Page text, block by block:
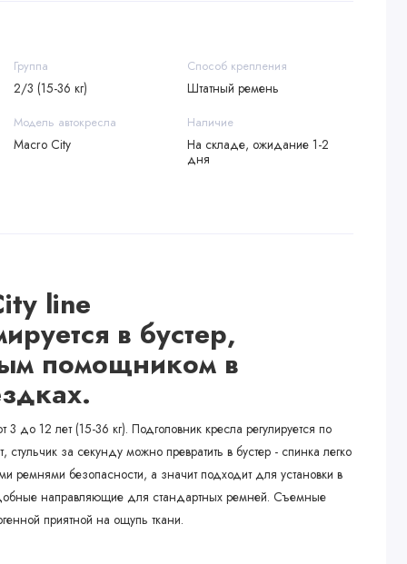
Группа
2/3 (15-36 кг)
Способ крепления
Штатный ремень
Модель автокресла
Macro City
Наличие
На складе, ожидание 1-2
дня
line
в бустер,
помощником в
до 12 лет (15-36 кг). Подголовник кресла регулируется по
за секунду можно превратить в бустер - спинка легко
ремнями безопасности, а значит подходит для установки в
направляющие для стандартных ремней. Съемные
приятной на ощупь ткани.